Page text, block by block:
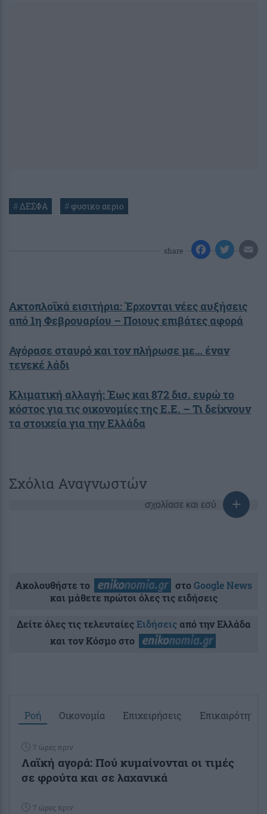
# ΔΕΣΦΑ # φυσικο αεριο
share
Ακτοπλοϊκά εισιτήρια: Έρχονται νέες αυξήσεις
από 1η Φεβρουαρίου – Ποιους επιβάτες αφορά
Αγόρασε σταυρό και τον πλήρωσε με… έναν
τενεκέ λάδι
Κλιματική αλλαγή: Έως και 872 δισ. ευρώ το
κόστος για τις οικονομίες της Ε.Ε. – Τι δείχνουν
τα στοιχεία για την Ελλάδα
Σχόλια Αναγνωστών
σχολίασε και εσύ
Ακολουθήστε το στοGoogle News
και μάθετε πρώτοι όλες τις ειδήσεις
Δείτε όλες τις τελευταίεςΕιδήσειςαπό την Ελλάδα
και τον Κόσμο στο
Ροή Οικονομία Επιχειρήσεις Επικαιρότητα
7 ώρες πριν
Λαϊκή αγορά: Πού κυμαίνονται οι τιμές
σε φρούτα και σε λαχανικά
7 ώρες πριν